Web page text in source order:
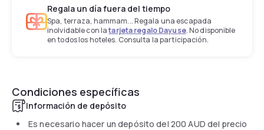
Regala un día fuera del tiempo
Spa, terraza, hammam... Regala una escapada
inolvidable con latarjeta regalo Dayuse. No disponible
en todos los hoteles. Consulta la participación.
Condiciones específicas
Información de depósito
Es necesario hacer un depósito del 200 AUD del precio